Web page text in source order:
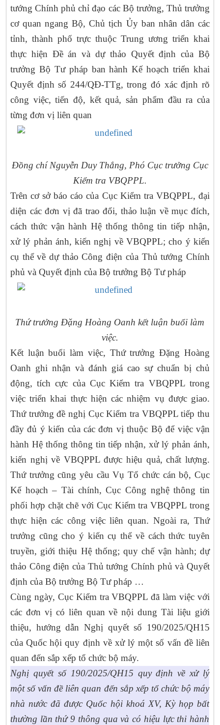
tướng Chính phủ chỉ đạo các Bộ trưởng, Thủ trưởng
cơ quan ngang Bộ, Chủ tịch Ủy ban nhân dân các
tỉnh, thành phố trực thuộc Trung ương triển khai
thực hiện Đề án và dự thảo Quyết định của Bộ
trưởng Bộ Tư pháp ban hành Kế hoạch triển khai
Quyết định số 244/QĐ-TTg, trong đó xác định rõ
công việc, tiến độ, kết quả, sản phẩm đầu ra của
từng đơn vị liên quan
Đồng chí Nguyễn Duy Thắng, Phó Cục trưởng Cục
Kiểm tra VBQPPL.
Trên cơ sở báo cáo của Cục Kiểm tra VBQPPL, đại
diện các đơn vị đã trao đổi, thảo luận về mục đích,
cách thức vận hành Hệ thống thông tin tiếp nhận,
xử lý phản ánh, kiến nghị về VBQPPL; cho ý kiến
cụ thể về dự thảo Công điện của Thủ tướng Chính
phủ và Quyết định của Bộ trưởng Bộ Tư pháp
Thứ trưởng Đặng Hoàng Oanh kết luận buổi làm
việc.
Kết luận buổi làm việc, Thứ trưởng Đặng Hoàng
Oanh ghi nhận và đánh giá cao sự chuẩn bị chủ
động, tích cực của Cục Kiểm tra VBQPPL trong
việc triển khai thực hiện các nhiệm vụ được giao.
Thứ trưởng đề nghị Cục Kiểm tra VBQPPL tiếp thu
đầy đủ ý kiến của các đơn vị thuộc Bộ để việc vận
hành Hệ thống thông tin tiếp nhận, xử lý phản ánh,
kiến nghị về VBQPPL được hiệu quả, chất lượng.
Thứ trưởng cũng yêu cầu Vụ Tổ chức cán bộ, Cục
Kế hoạch – Tài chính, Cục Công nghệ thông tin
phối hợp chặt chẽ với Cục Kiểm tra VBQPPL trong
thực hiện các công việc liên quan. Ngoài ra, Thứ
trưởng cũng cho ý kiến cụ thể về cách thức tuyên
truyền, giới thiệu Hệ thống; quy chế vận hành; dự
thảo Công điện của Thủ tướng Chính phủ và Quyết
định của Bộ trưởng Bộ Tư pháp …
Cùng ngày, Cục Kiểm tra VBQPPL đã làm việc với
các đơn vị có liên quan về nội dung Tài liệu giới
thiệu, hướng dẫn Nghị quyết số 190/2025/QH15
của Quốc hội quy định về xử lý một số vấn đề liên
quan đến sắp xếp tổ chức bộ máy.
Nghị quyết số 190/2025/QH15 quy định về xử lý
một số vấn đề liên quan đến sắp xếp tổ chức bộ máy
nhà nước đã được Quốc hội khoá XV, Kỳ họp bất
thường lần thứ 9 thông qua và có hiệu lực thi hành